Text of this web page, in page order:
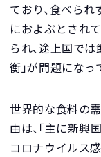
ており、食べら
におよぶとされ
られ、途上国で
衡」が問題になっ
世界的な食料の
由は、「主に新興
コロナウイルス